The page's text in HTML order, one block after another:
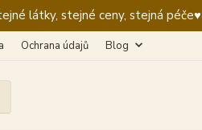
látky, stejné ceny, stejná péče♥️
Ochrana údajů Blog